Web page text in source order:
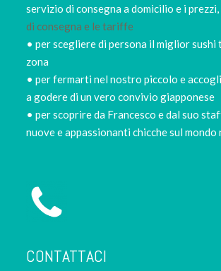
servizio di consegna a domicilio e i prezzi,
di consegna e le tariffe
• per scegliere di persona il miglior sushi
zona
• per fermarti nel nostro piccolo e
a godere di un vero convivio giapponese
• per scoprire da Francesco e dal suo
nuove e appassionanti chicche sul mondo
CONTATTACI